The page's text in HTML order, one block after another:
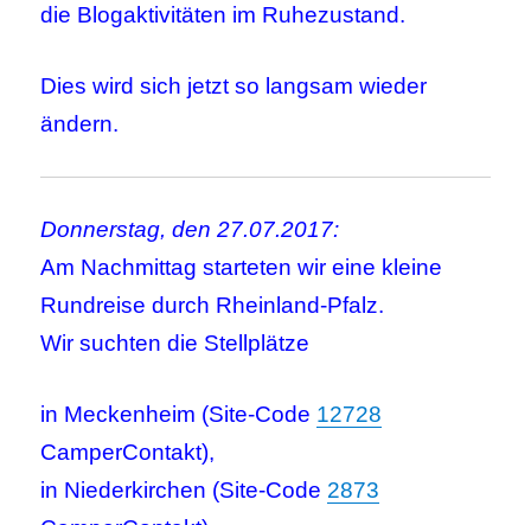
die Blogaktivitäten im Ruhezustand.
Dies wird sich jetzt so langsam wieder
ändern.
Donnerstag, den 27.07.2017:
Am Nachmittag starteten wir eine kleine
Rundreise durch Rheinland-Pfalz.
Wir suchten die Stellplätze
in Meckenheim (Site-Code 12728
CamperContakt),
in Niederkirchen (Site-Code 2873